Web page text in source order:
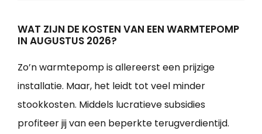
WAT ZIJN DE KOSTEN VAN EEN WARMTEPOMP
IN AUGUSTUS 2026?
Zo’n warmtepomp is allereerst een prijzige
installatie. Maar, het leidt tot veel minder
stookkosten. Middels lucratieve subsidies
profiteer jij van een beperkte terugverdientijd.